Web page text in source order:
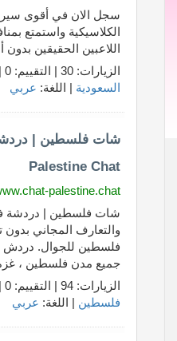
سجل الان في أقوى
الكلاسيكية واستمتع
اللاعبين الحقيقين بدون
الزيارات: 30 | التقييم: 0 | المقيّمين: 0 | الدولة:
السعودية | اللغة: عربي
شات فلسطين |
Palestine Chat
palestine.chat
شات فلسطين | دردشة
والتعارف المجاني
فلسطين للجوال. دردش
جميع مدن فلسطين ،
الزيارات: 94 | التقييم: 0 | المقيّمين: 0 | الدولة:
فلسطين | اللغة: عربي